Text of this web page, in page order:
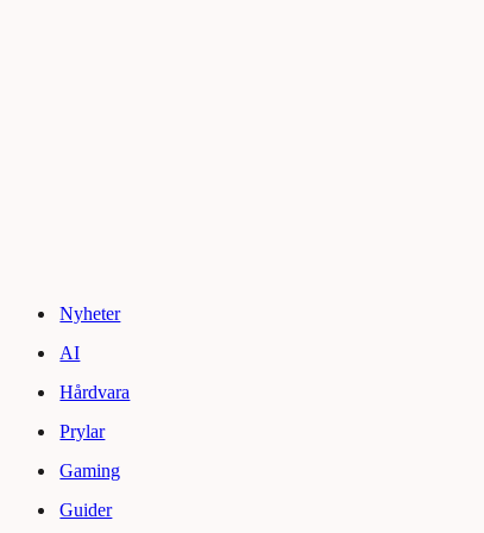
Nyheter
AI
Hårdvara
Prylar
Gaming
Guider